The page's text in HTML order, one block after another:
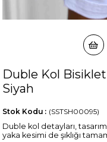
Duble Kol
Siyah
(SSTSH00095)
Stok Kodu
Duble kol detayları,
yaka kesimi de şıklığı